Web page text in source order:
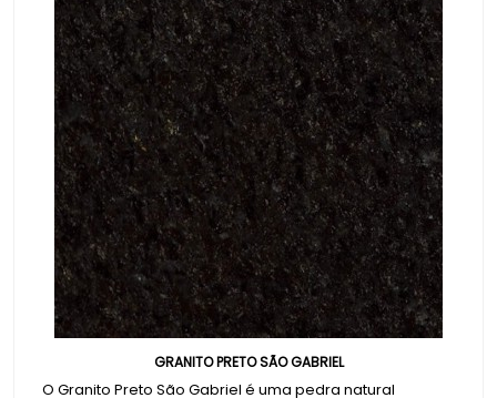
GRANITO PRETO SÃO GABRIEL
O Granito Preto São Gabriel é uma pedra natural